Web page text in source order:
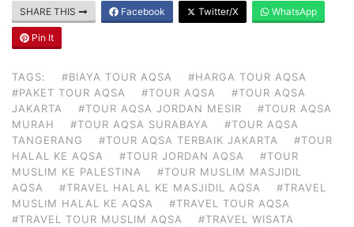
SHARE THIS Facebook Twitter/X WhatsApp
Pin It
TAGS: #BIAYA TOUR AQSA
#HARGA TOUR AQSA
#PAKET TOUR AQSA
#TOUR AQSA
#TOUR AQSA
JAKARTA
#TOUR AQSA JORDAN MESIR
#TOUR AQSA
MURAH
#TOUR AQSA SURABAYA
#TOUR AQSA
TANGERANG
#TOUR AQSA TERBAIK JAKARTA
#TOUR
HALAL KE AQSA
#TOUR JORDAN AQSA
#TOUR
MUSLIM KE PALESTINA
#TOUR MUSLIM MASJIDIL
AQSA
#TRAVEL HALAL KE MASJIDIL AQSA
#TRAVEL
MUSLIM HALAL KE AQSA
#TRAVEL TOUR AQSA
#TRAVEL TOUR MUSLIM AQSA
#TRAVEL WISATA